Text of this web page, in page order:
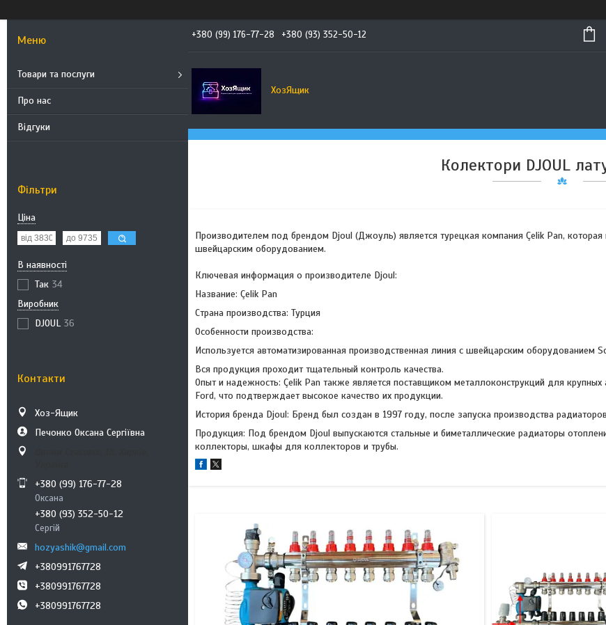
Товари та послуги
Про нас
Відгуки
Фільтри
Ціна
В наявності
Так 34
Виробник
DJOUL 36
Контакти
Хоз-Ящик
Печонко Оксана Сергіївна
+380 (99) 176-77-28
Оксана
+380 (93) 352-50-12
Сергій
hozyashik@gmail.com
+380991767728
+380991767728
+380991767728
+380 (99) 176-77-28 +380 (93) 352-50-12
ХозЯщик
Колектори DJOUL
Производителем под брендом Djoul (Джоуль) является турецкая компания Çelik Pan,
швейцарским оборудованием.
Ключевая информация о производителе Djoul:
Название: Çelik Pan
Страна производства: Турция
Особенности производства:
Используется автоматизированная производственная линия с швейцарским оборудованием
Вся продукция проходит тщательный контроль качества.
Опыт и надежность: Çelik Pan также является поставщиком металлоконструкций для
Ford, что подтверждает высокое качество их продукции.
История бренда Djoul: Бренд был создан в 1997 году, после запуска производства
Продукция: Под брендом Djoul выпускаются стальные и биметаллические радиаторы
коллекторы, шкафы для коллекторов и трубы.
18 18